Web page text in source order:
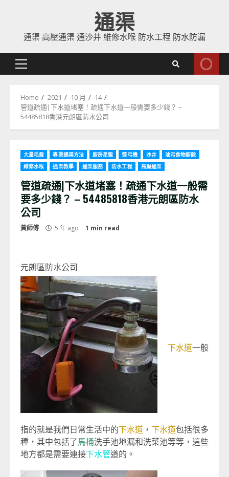
content
通渠
通渠 高壓通渠 通沙井 維修水喉 防水工程 防水防漏
Primary
Home 2021 10 月
14
管道疏通|下水道堵塞！疏通下水道一般需要多少錢？ –
54485818香港元朗區防水公司
大量毛髮 專業通渠方法 廚房星盤 彈弓機 沙井
油污食物廚餘
維修水喉
通渠教學 通渠服務 防水工程 高壓通渠
管道疏通|下水道堵塞！疏通下水道一般需
要多少錢？ – 54485818香港元朗區防水
公司
黃師傅 5 年 ago 1 min read
元朗區防水公司
下水道一般
指的就是我們日常生活中的下水道 ， 下水道包括很多
種，其中包括了馬桶洗手池地漏和洗菜池等等，這些
地方都是需要連接下水管道的。